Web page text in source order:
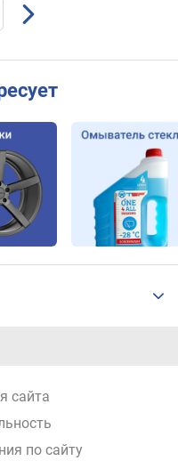
сайта
по сайту